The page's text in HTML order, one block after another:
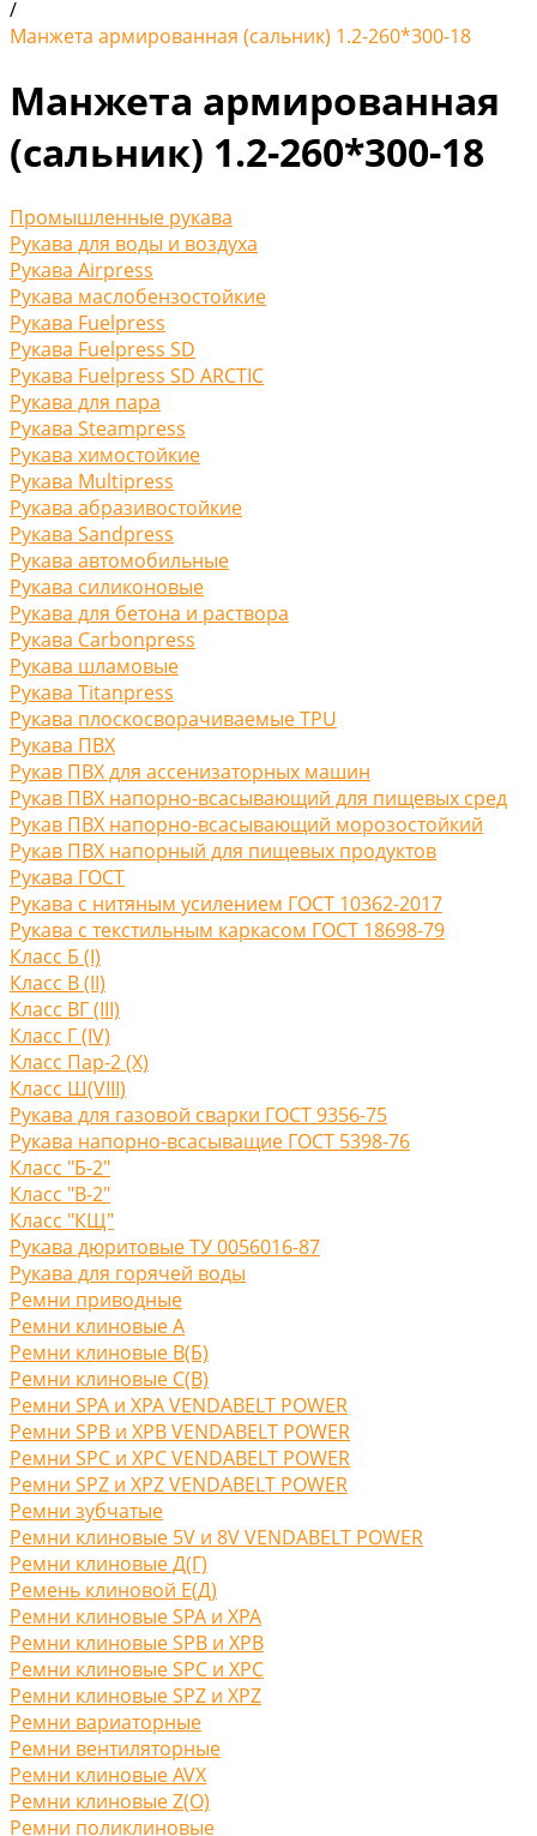
/
Манжета армированная (сальник) 1.2-260*300-18
Манжета армированная
(сальник) 1.2-260*300-18
Промышленные рукава
Рукава для воды и воздуха
Рукава Airpress
Рукава маслобензостойкие
Рукава Fuelpress
Рукава Fuelpress SD
Рукава Fuelpress SD ARCTIC
Рукава для пара
Рукава Steampress
Рукава химостойкие
Рукава Multipress
Рукава абразивостойкие
Рукава Sandpress
Рукава автомобильные
Рукава силиконовые
Рукава для бетона и раствора
Рукава Carbonpress
Рукава шламовые
Рукава Titanpress
Рукава плоскосворачиваемые TPU
Рукава ПВХ
Рукав ПВХ для ассенизаторных машин
Рукав ПВХ напорно-всасывающий для пищевых сред
Рукав ПВХ напорно-всасывающий морозостойкий
Рукав ПВХ напорный для пищевых продуктов
Рукава ГОСТ
Рукава с нитяным усилением ГОСТ 10362-2017
Рукава с текстильным каркасом ГОСТ 18698-79
Класс Б (I)
Класс В (II)
Класс ВГ (III)
Класс Г (IV)
Класс Пар-2 (X)
Класс Ш(VIII)
Рукава для газовой сварки ГОСТ 9356-75
Рукава напорно-всасыващие ГОСТ 5398-76
Класс "Б-2"
Класс "В-2"
Класс "КЩ"
Рукава дюритовые ТУ 0056016-87
Рукава для горячей воды
Ремни приводные
Ремни клиновые A
Ремни клиновые В(Б)
Ремни клиновые С(B)
Ремни SPA и XPA VENDABELT POWER
Ремни SPB и XPB VENDABELT POWER
Ремни SPC и XPC VENDABELT POWER
Ремни SPZ и XPZ VENDABELT POWER
Ремни зубчатые
Ремни клиновые 5V и 8V VENDABELT POWER
Ремни клиновые Д(Г)
Ремень клиновой Е(Д)
Ремни клиновые SPA и XPA
Ремни клиновые SPB и XPB
Ремни клиновые SPC и XPC
Ремни клиновые SPZ и XPZ
Ремни вариаторные
Ремни вентиляторные
Ремни клиновые AVX
Ремни клиновые Z(O)
Ремни поликлиновые